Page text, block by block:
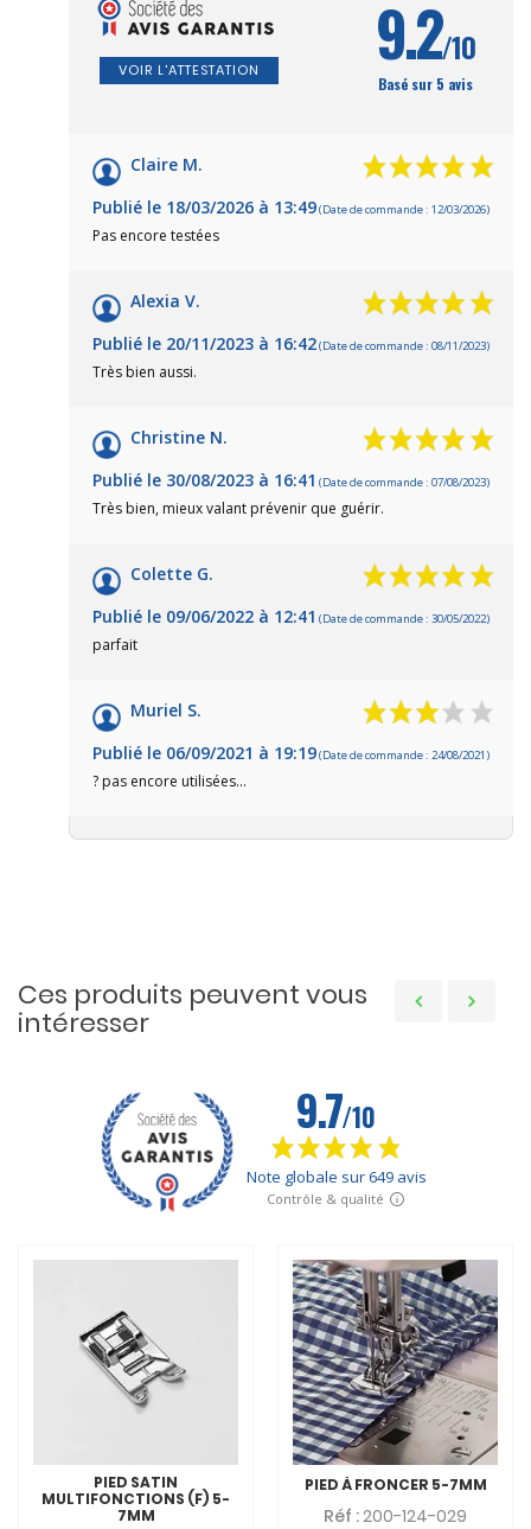
VOIR L'ATTESTATION 9.2/10
Basé sur 5 avis
Claire M.
Publié le 18/03/2026 à 13:49(Date de commande : 12/03/2026)
Pas encore testées
Alexia V.
Publié le 20/11/2023 à 16:42(Date de commande : 08/11/2023)
Très bien aussi.
Christine N.
Publié le 30/08/2023 à 16:41 (Date de commande : 07/08/2023)
Très bien, mieux valant prévenir que guérir.
Colette G.
Publié le 09/06/2022 à 12:41 (Date de commande : 30/05/2022)
parfait
Muriel S.
Publié le 06/09/2021 à 19:19(Date de commande : 24/08/2021)
? pas encore utilisées...
Ces produits peuvent vous
intéresser
PIED SATIN
MULTIFONCTIONS (F) 5-
7MM
PIED À FRONCER 5-7MM
Réf :200-124-029